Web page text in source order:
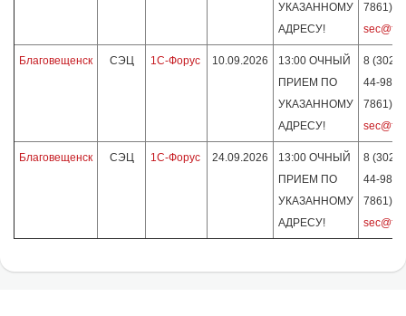
УКАЗАННОМУ
АДРЕСУ!
7861)
Благовещенск СЭЦ 1С-Форус 10.09.2026
13:00 ОЧНЫЙ
ПРИЕМ ПО
УКАЗАННОМУ
АДРЕСУ!
8
44-98
7861)
Благовещенск СЭЦ 1С-Форус 24.09.2026
13:00 ОЧНЫЙ
ПРИЕМ ПО
УКАЗАННОМУ
АДРЕСУ!
8
44-98
7861)